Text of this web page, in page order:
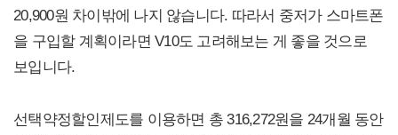
20,900원 차이밖에 나지 않습니다. 따라서 중저가 스마트폰
을 구입할 계획이라면 V10도 고려해보는 게 좋을 것으로
보입니다.
선택약정할인제도를 이용하면 총 316,272원을 24개월 동안